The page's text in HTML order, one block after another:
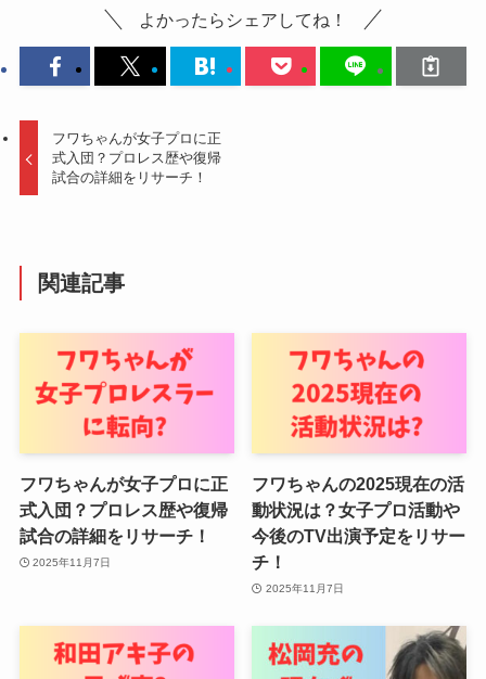
よかったらシェアしてね！
フワちゃんが女子プロに正
式入団？プロレス歴や復帰
試合の詳細をリサーチ！
関連記事
フワちゃんが女子プロに正
式入団？プロレス歴や復帰
試合の詳細をリサーチ！
2025年11月7日
フワちゃんの2025現在の活
動状況は？女子プロ活動や
今後のTV出演予定をリサー
チ！
2025年11月7日